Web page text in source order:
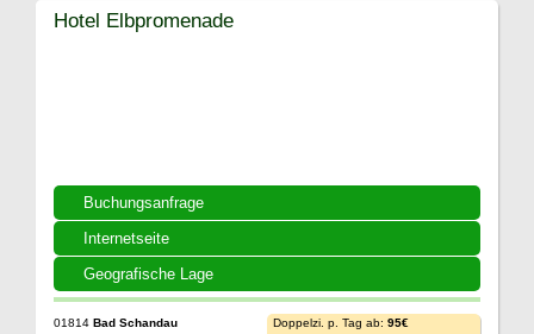
Buchungsanfrage
Internetseite
Geografische Lage
Hotel Elbpromenade
01814 Bad Schandau Doppelzi. p. Tag ab: 95€